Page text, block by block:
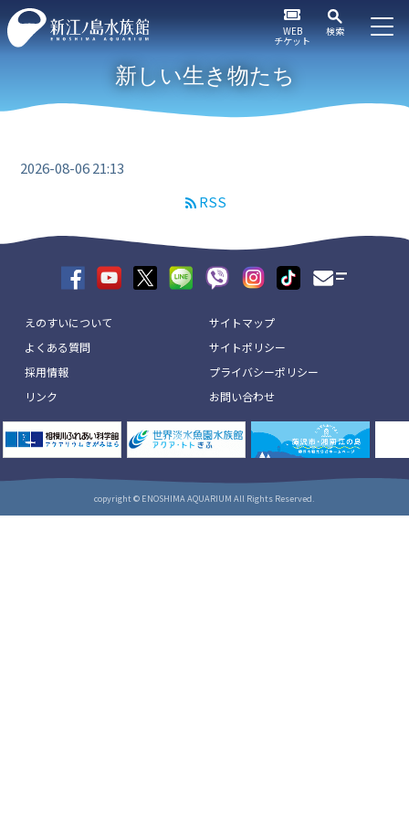
WEB
チケット
検索
新しい生き物たち
2026-08-06 21:13
RSS
えのすいについて
よくある質問
採用情報
リンク
サイトマップ
サイトポリシー
プライバシーポリシー
お問い合わせ
copyright © ENOSHIMA AQUARIUM All Rights Reserved.